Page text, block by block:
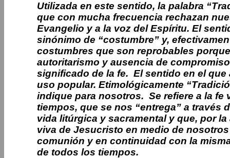
Utilizada en este sentido, la palabra
que con mucha frecuencia rechazan
Evangelio y a la voz del Espíritu. El
sinónimo de “costumbre” y,
costumbres que son reprobables
autoritarismo y ausencia de
significado de la fe. El sentido en el
uso popular. Etimológicamente
indique para nosotros. Se refiere a la
tiempos, que se nos “entrega” a través
vida litúrgica y sacramental y que, por
viva de Jesucristo en medio de
comunión y en continuidad con la
de todos los tiempos.